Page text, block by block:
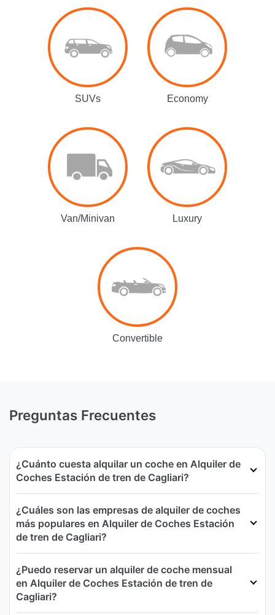
SUVs Economy
Van/Minivan Luxury
Convertible
Preguntas Frecuentes
¿Cuánto cuesta alquilar un coche en Alquiler de
Coches Estación de tren de Cagliari?
¿Cuáles son las empresas de alquiler de coches
más populares en Alquiler de Coches Estación
de tren de Cagliari?
¿Puedo reservar un alquiler de coche mensual
en Alquiler de Coches Estación de tren de
Cagliari?